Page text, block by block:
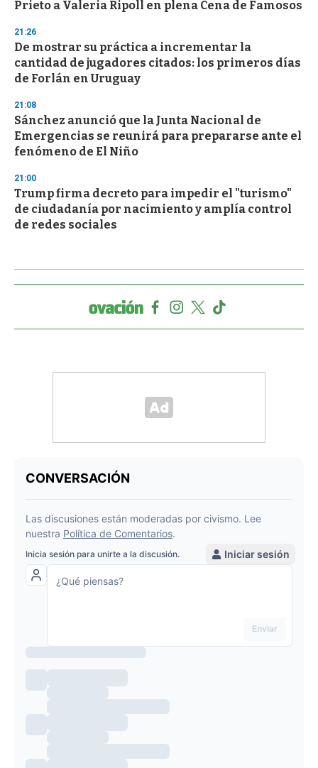
Prieto a Valeria Ripoll en plena Cena de Famosos
21:26
De mostrar su práctica a incrementar la
cantidad de jugadores citados: los primeros días
de Forlán en Uruguay
21:08
Sánchez anunció que la Junta Nacional de
Emergencias se reunirá para prepararse ante el
fenómeno de El Niño
21:00
Trump firma decreto para impedir el "turismo"
de ciudadanía por nacimiento y amplía control
de redes sociales